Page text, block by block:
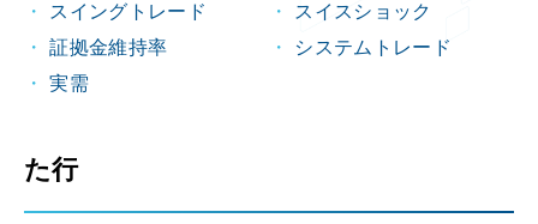
スイングトレード
スイスショック
証拠金維持率
システムトレード
実需
た行